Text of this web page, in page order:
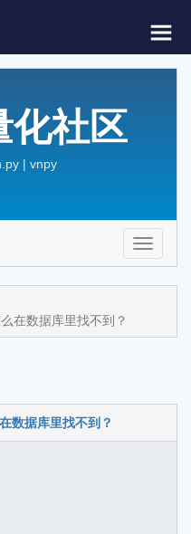
化社区
| vnpy
Toggle
在数据库里找不到？
数据库里找不到？